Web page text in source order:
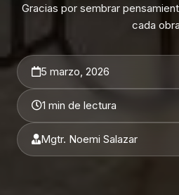
Gracias por sembrar
cada
5 marzo, 2026
1 min de lectura
Mgtr. Noemi Salazar